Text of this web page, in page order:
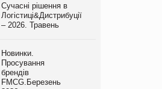
Сучасні рішення в
Логістиці&Дистрибуції
– 2026. Травень
Новинки.
Просування
брендів
FMCG.Березень